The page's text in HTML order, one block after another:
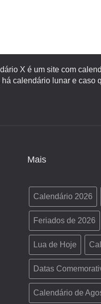
X é um site com
há calendário lunar e caso
Mais
Calendário 2026
Feriados de 2026
Lua de Hoje
Datas
Calendário de